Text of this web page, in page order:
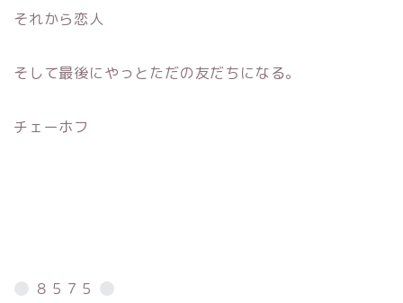
それから恋人
そして最後にやっとただの友だちになる。
チェーホフ
８５７５